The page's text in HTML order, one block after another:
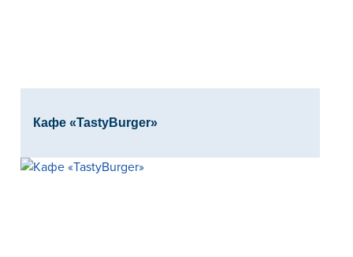
Кафе «TastyBurger»